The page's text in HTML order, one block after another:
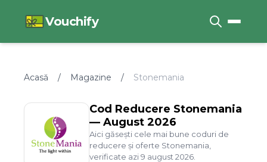
Vouchify
Acasă / Magazine / Stonemania
Cod Reducere Stonemania
— August 2026
Aici găsești cele mai bune coduri de
reducere și oferte Stonemania
verificate azi9 august 2026